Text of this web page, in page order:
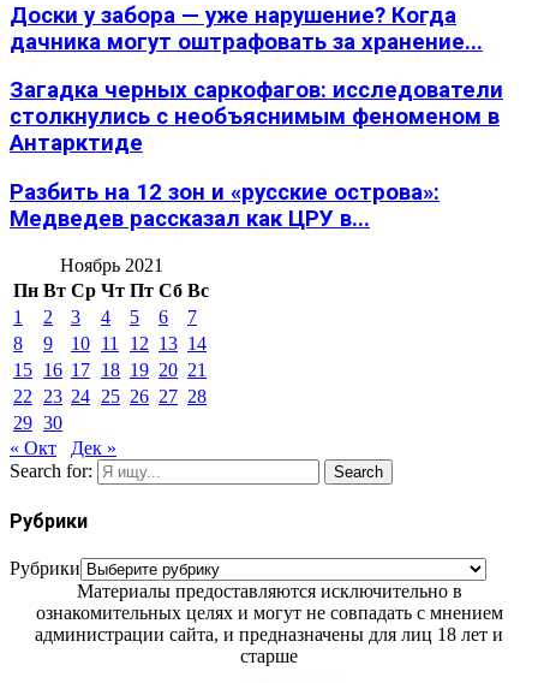
Доски у забора — уже нарушение? Когда
дачника могут оштрафовать за хранение...
Загадка черных саркофагов: исследователи
столкнулись с необъяснимым феноменом в
Антарктиде
Разбить на 12 зон и «русские острова»:
Медведев рассказал как ЦРУ в...
Ноябрь 2021
Пн Вт Ср Чт Пт Сб Вс
1
2 3 4 5 6
7
8
9 10 11 12 13 14
15 16 17 18 19 20 21
22
23 24 25 26 27 28
29 30
« Окт
Дек »
Search for:
Search
Рубрики
Рубрики
Материалы предоставляются исключительно в
ознакомительных целях и могут не совпадать с мнением
администрации сайта, и предназначены для лиц 18 лет и
старше